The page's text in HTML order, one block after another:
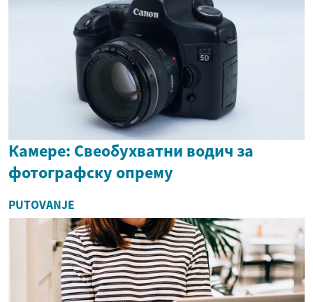
Камере: Свеобухватни водич за
фотографску опрему
PUTOVANJE